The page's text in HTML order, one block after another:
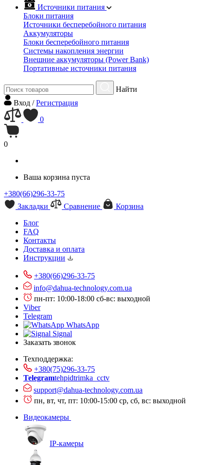
Источники питания
Блоки питания
Источники бесперебойного питания
Аккумуляторы
Блоки бесперебойного питания
Системы накопления энергии
Внешние аккумуляторы (Power Bank)
Портативные источники питания
Найти
Вход /Регистрация
0
0
Ваша корзина пуста
+380(66)296-33-75
Закладки
Сравнение
Корзина
Блог
FAQ
Контакты
Доставка и оплата
Инструкции
+380(66)296-33-75
info@dahua-technology.com.ua
пн-пт: 10:00-18:00 сб-вс: выходной
Viber
Telegram
WhatsApp
Signal
Заказать звонок
Техподдержка:
+380(75)296-33-75
Telegramtehpidtrimka_cctv
support@dahua-technology.com.ua
пн, вт, чт, пт: 10:00-15:00 ср, сб, вс: выходной
Видеокамеры
IP-камеры